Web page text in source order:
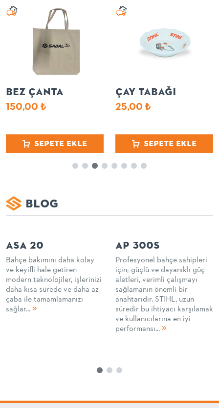
BEZ ÇANTA
150,00 ₺
Sepete Ekle
ÇAY TABAĞI
25,00 ₺
Sepete Ekle
BLOG
ASA 20
Bahçe bakımını daha kolay
ve keyifli hale getiren
modern teknolojiler, işlerinizi
daha kısa sürede ve daha az
çaba ile tamamlamanızı
sağlar...
AP 300S
Profesyonel bahçe sahipleri
için; güçlü ve dayanıklı güç
aletleri, verimli çalışmayı
sağlamanın önemli bir
anahtarıdır. STIHL, uzun
süredir bu ihtiyacı karşılamak
ve kullanıcılarına en iyi
performansı...